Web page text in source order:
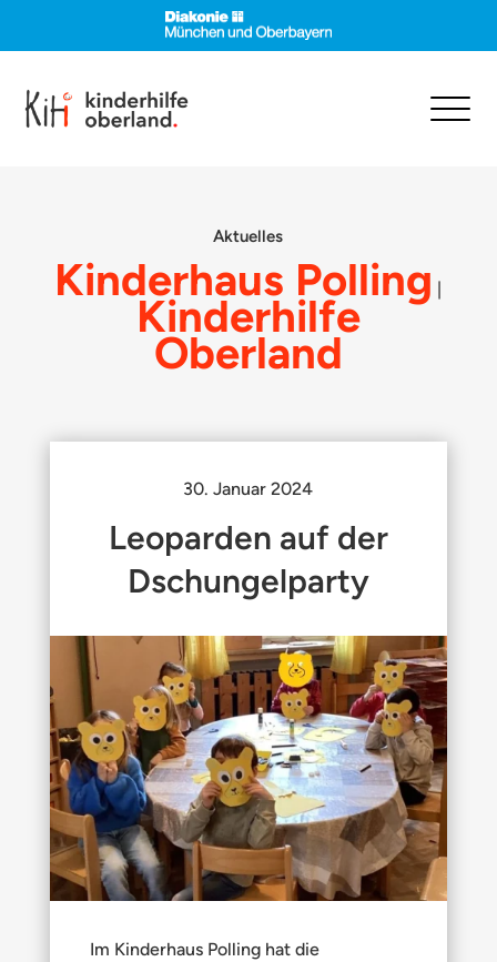
Aktuelles
Kinderhaus Polling
Kinderhilfe
Oberland
30. Januar 2024
Leoparden auf der
Dschungelparty
Im Kinderhaus Polling hat die